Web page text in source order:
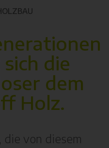
die
dem
Holz.
die von diesem